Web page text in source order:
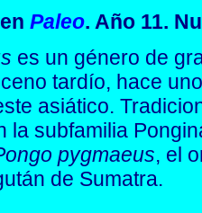
en Paleo. Año 11.
es un género de
tardío, hace
asiático.
la subfamilia
pygmaeus, el
de Sumatra.